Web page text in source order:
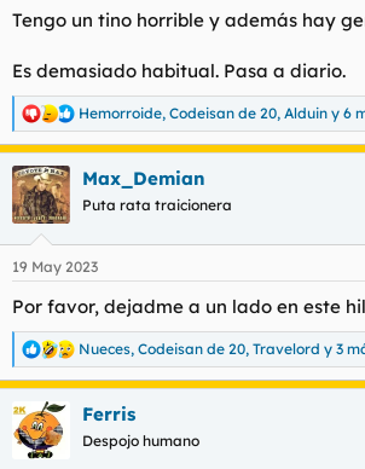
Tengo un tino horrible y además hay
Es demasiado habitual. Pasa a diario.
R
e
a
c
c
i
e
:
Hemorroide, Codeisan de 20, Alduin y 6
Max_Demian
Puta rata traicionera
19 May 2023
Por favor, dejadme a un lado en este
R
e
c
c
Nueces, Codeisan de 20, Travelord y 3
Ferris
Despojo humano